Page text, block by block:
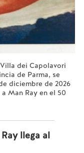
dei Capolavori
de Parma, se
diciembre de 2026
Man Ray en el 50
llega al